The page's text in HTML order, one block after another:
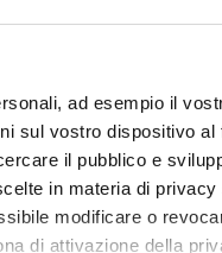
ad esempio il
sul vostro dispositivo
il pubblico e
in materia di
modificare o
di attivazione della